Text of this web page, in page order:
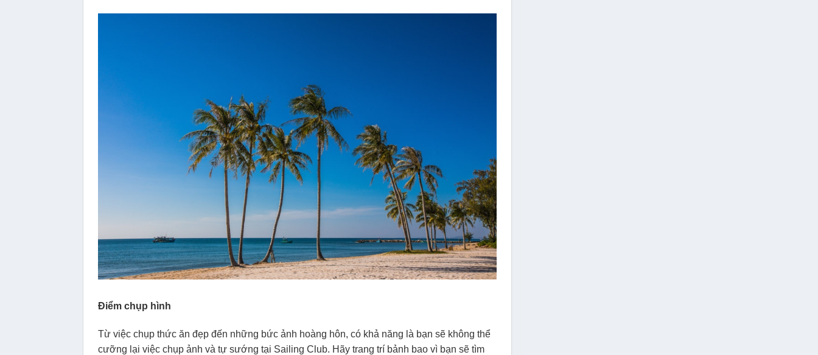
Điểm chụp hình
Từ việc chụp thức ăn đẹp đến những bức ảnh hoàng hôn, có khả năng là bạn sẽ không thể
cưỡng lại việc chụp ảnh và tự sướng tại Sailing Club. Hãy trang trí bảnh bao vì bạn sẽ tìm